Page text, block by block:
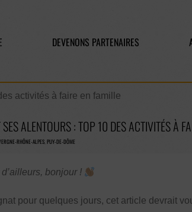
DEVENONS PARTENAIRES
activités à faire en famille
ALENTOURS : TOP 10 DES ACTIVITÉS À
RHÔNE-ALPES, PUY-DE-DÔME
bonjour !
pour quelques jours, cet article devrait